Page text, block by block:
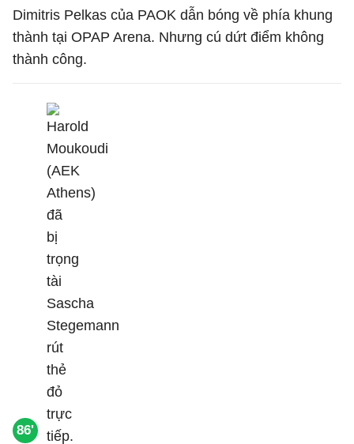
Dimitris Pelkas của PAOK dẫn bóng về phía khung
thành tại OPAP Arena. Nhưng cú dứt điểm không
thành công.
86'